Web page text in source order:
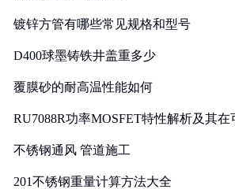
镀锌方管有哪些常见规格和型号
D400球墨铸铁井盖重多少
覆膜砂的耐高温性能如何
RU7088R功率MOSFET特性解析及其
不锈钢通风 管道施工
201不锈钢重量计算方法大全